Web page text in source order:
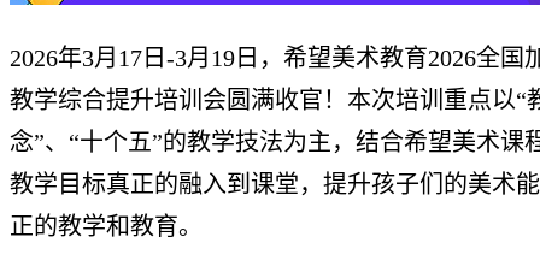
2026年3月17日-3月19日，希望美术教育2026全国
教学综合提升培训会圆满收官！本次培训重点以“
念”、“十个五”的教学技法为主，结合希望美术课
教学目标真正的融入到课堂，提升孩子们的美术
正的教学和教育。